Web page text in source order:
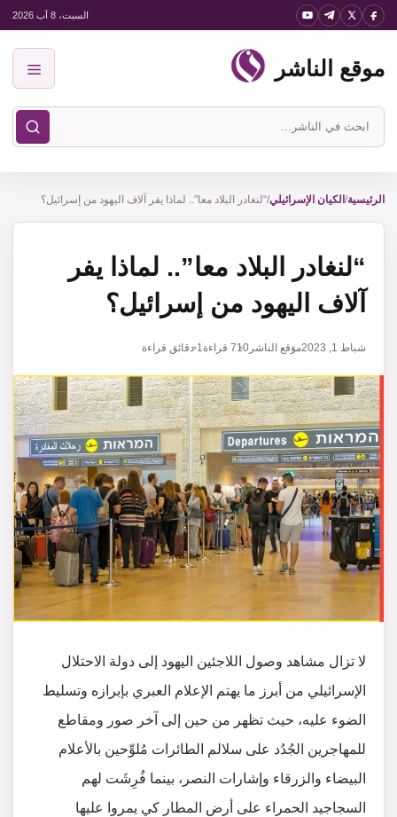
انتقل
المحتوى
السبت، 8 آب 2026
موقع الناشر
ابحث
في
الناشر
الرئيسية/ الكيان الإسرائيلي/“لنغادر البلاد معا”.. لماذا يفر آلاف اليهود من إسرائيل؟
“لنغادر البلاد معا”.. لماذا يفر
آلاف اليهود من إسرائيل؟
شباط 1, 2023 موقع الناشر 710 قراءة1 دقائق قراءة
لا تزال مشاهد وصول اللاجئين اليهود إلى دولة الاحتلال
الإسرائيلي من أبرز ما يهتم الإعلام العبري بإبرازه وتسليط
الضوء عليه، حيث تظهر من حين إلى آخر صور ومقاطع
للمهاجرين الجُدُد على سلالم الطائرات مُلوِّحين بالأعلام
البيضاء والزرقاء وإشارات النصر، بينما فُرِشَت لهم
السجاجيد الحمراء على أرض المطار كي يمروا عليها